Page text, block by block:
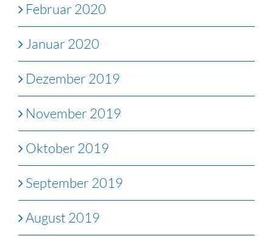
Februar 2020
Januar 2020
Dezember 2019
November 2019
Oktober 2019
September 2019
August 2019